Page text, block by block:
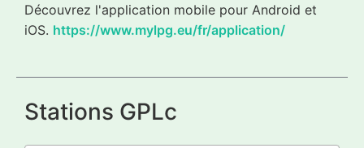
Découvrez l'application mobile pour Android et
iOS. https://www.mylpg.eu/fr/application/
Stations GPLc